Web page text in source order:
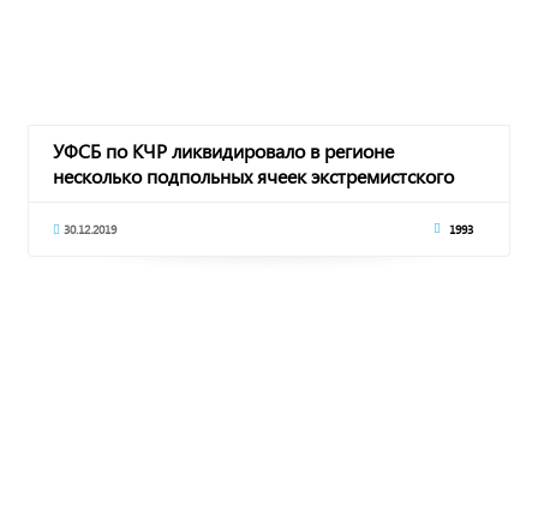
УФСБ по КЧР ликвидировало в регионе
несколько подпольных ячеек экстремистского
30.12.2019 1993